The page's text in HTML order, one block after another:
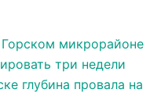
микрорайоне
три недели